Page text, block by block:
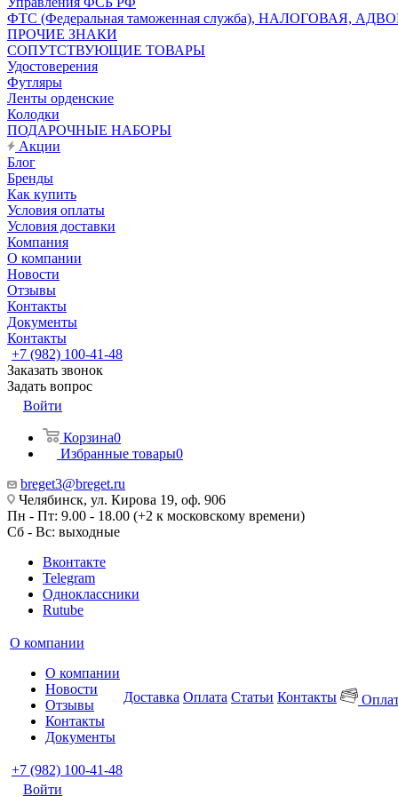
ФТС (Федеральная таможенная служба), НАЛОГОВАЯ,
ПРОЧИЕ ЗНАКИ
СОПУТСТВУЮЩИЕ ТОВАРЫ
Удостоверения
Футляры
Ленты орденские
Колодки
ПОДАРОЧНЫЕ НАБОРЫ
Акции
Блог
Бренды
Как купить
Условия оплаты
Условия доставки
Компания
О компании
Новости
Отзывы
Контакты
Документы
Контакты
+7 (982) 100-41-48
Заказать звонок
Задать вопрос
Войти
Корзина0
Избранные товары0
breget3@breget.ru
Челябинск, ул. Кирова 19, оф. 906
Пн - Пт: 9.00 - 18.00 (+2 к московскому времени)
Сб - Вс: выходные
Вконтакте
Telegram
Одноклассники
Rutube
О компании
О компании
Новости
Отзывы
Контакты
Документы
Доставка Оплата Статьи Контакты
+7 (982) 100-41-48
Войти